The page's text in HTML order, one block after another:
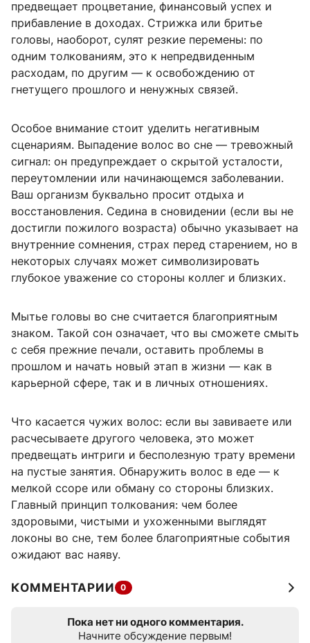
предвещает процветание, финансовый успех и
прибавление в доходах. Стрижка или бритье
головы, наоборот, сулят резкие перемены: по
одним толкованиям, это к непредвиденным
расходам, по другим — к освобождению от
гнетущего прошлого и ненужных связей.
Особое внимание стоит уделить негативным
сценариям. Выпадение волос во сне — тревожный
сигнал: он предупреждает о скрытой усталости,
переутомлении или начинающемся заболевании.
Ваш организм буквально просит отдыха и
восстановления. Седина в сновидении (если вы не
достигли пожилого возраста) обычно указывает на
внутренние сомнения, страх перед старением, но в
некоторых случаях может символизировать
глубокое уважение со стороны коллег и близких.
Мытье головы во сне считается благоприятным
знаком. Такой сон означает, что вы сможете смыть
с себя прежние печали, оставить проблемы в
прошлом и начать новый этап в жизни — как в
карьерной сфере, так и в личных отношениях.
Что касается чужих волос: если вы завиваете или
расчесываете другого человека, это может
предвещать интриги и бесполезную трату времени
на пустые занятия. Обнаружить волос в еде — к
мелкой ссоре или обману со стороны близких.
Главный принцип толкования: чем более
здоровыми, чистыми и ухоженными выглядят
локоны во сне, тем более благоприятные события
ожидают вас наяву.
КОММЕНТАРИИ 0
Пока нет ни одного комментария.
Начните обсуждение первым!